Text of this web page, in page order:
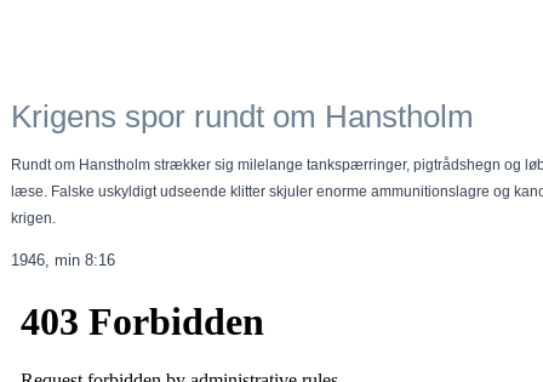
Krigens spor rundt om Hanstholm
Rundt om Hanstholm strækker sig milelange tankspærringer, pigtrådshegn og
læse. Falske uskyldigt udseende klitter skjuler enorme ammunitionslagre og
krigen.
1946, min 8:16